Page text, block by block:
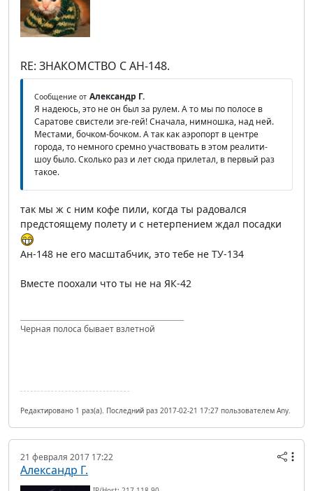
RE: ЗНАКОМСТВО С АН-148.
Сообщение от Александр Г.
Я надеюсь, это не он был за рулем. А то мы по полосе в
Саратове свистели эге-гей! Сначала, нимношка, над ней.
Местами, бочком-бочком. А так как аэропорт в центре
города, то немного сремно участвовать в этом реалити-
шоу было. Сколько раз и лет сюда прилетал, в первый раз
такое.
так мы ж с ним кофе пили, когда ты радовался
предстоящему полету и с нетерпением ждал посадки
Ан-148 не его масштабчик, это тебе не ТУ-134
Вместе поохали что ты не на ЯК-42
Черная полоса бывает взлетной
Редактировано 1 раз(а). Последний раз 2017-02-21 17:27 пользователем Any.
21 февраля 2017 17:22
Александр Г.